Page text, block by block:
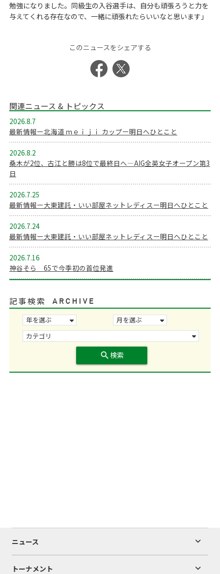
勉強になりました。同級生の入谷選手は、自分も頑張ろうと力を
与えてくれる存在なので、一緒に頑張れたらいいなと思います」
このニュースをシェアする
関連ニュース & トピックス
2026.8.7
最新情報ー北海道 ｍｅｉｊｉ カップー明日へひとこと
2026.8.2
桑木が2位、古江と勝は8位で最終日へ―AIG全英女子オープン第3
日
2026.7.25
最新情報ー大東建託・いい部屋ネットレディスー明日へひとこと
2026.7.24
最新情報ー大東建託・いい部屋ネットレディスー明日へひとこと
2026.7.16
神谷そら 65で今季初の首位発進
記事検索
search 検索
ニュース
トーナメント